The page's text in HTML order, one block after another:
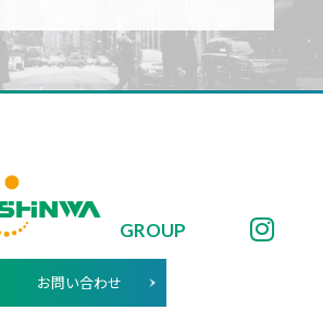
GROUP
お問い合わせ